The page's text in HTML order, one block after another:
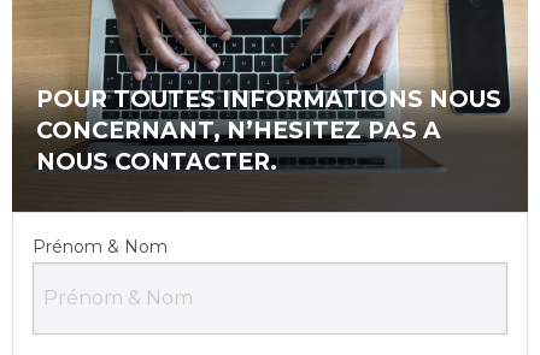
POUR TOUTES INFORMATIONS NOUS
CONCERNANT, N’HESITEZ PAS A
NOUS CONTACTER.
Prénom & Nom